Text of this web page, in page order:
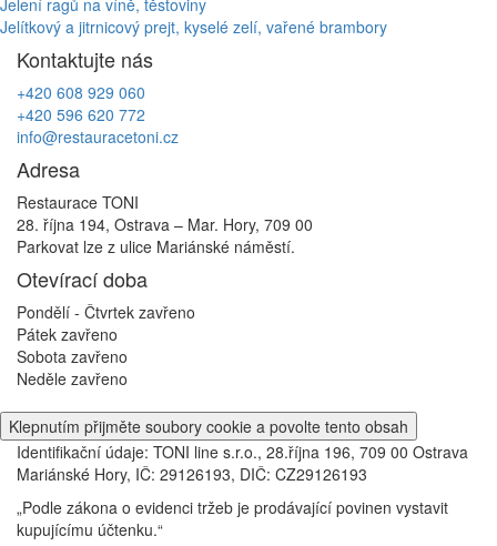
Navigace
pro
příspěvek
Jelítkový a jitrnicový prejt, kyselé zelí, vařené brambory
Kontaktujte nás
+420 608 929 060
+420 596 620 772
info@restauracetoni.cz
Adresa
Restaurace TONI
28. října 194, Ostrava – Mar. Hory, 709 00
Parkovat lze z ulice Mariánské náměstí.
Otevírací doba
Pondělí - Čtvrtek zavřeno
Pátek zavřeno
Sobota zavřeno
Neděle zavřeno
Klepnutím přijměte soubory cookie a povolte tento obsah
Identifikační údaje: TONI line s.r.o., 28.října 196, 709 00 Ostrava
Mariánské Hory, IČ: 29126193, DIČ: CZ29126193
„Podle zákona o evidenci tržeb je prodávající povinen vystavit
kupujícímu účtenku.“